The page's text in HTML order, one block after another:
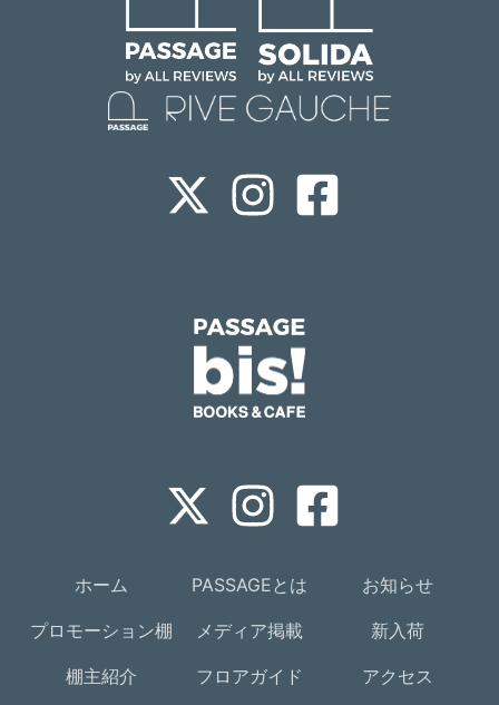
ホーム PASSAGEとは お知らせ
プロモーション棚 メディア掲載 新入荷
棚主紹介 フロアガイド アクセス